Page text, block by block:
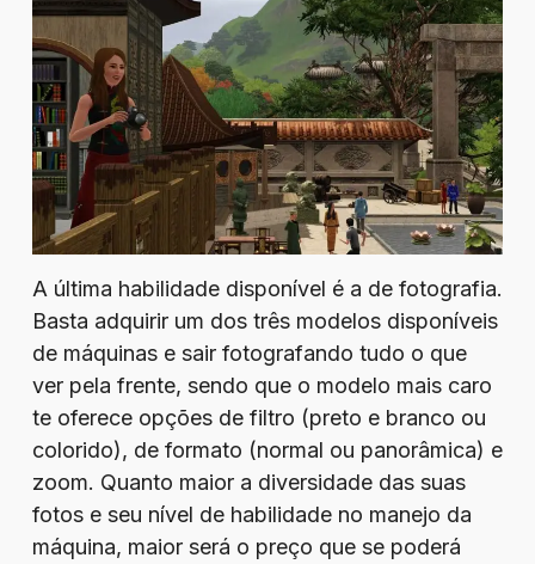
A última habilidade disponível é a de fotografia.
Basta adquirir um dos três modelos disponíveis
de máquinas e sair fotografando tudo o que
ver pela frente, sendo que o modelo mais caro
te oferece opções de filtro (preto e branco ou
colorido), de formato (normal ou panorâmica) e
zoom. Quanto maior a diversidade das suas
fotos e seu nível de habilidade no manejo da
máquina, maior será o preço que se poderá